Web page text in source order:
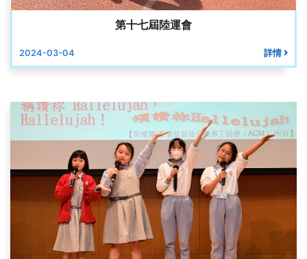
第十七屆陸運會
2024-03-04 詳情